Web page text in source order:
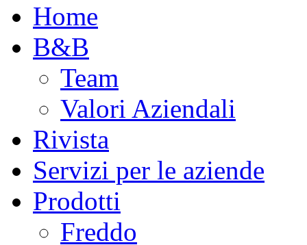
Home
B&B
Team
Valori Aziendali
Rivista
Servizi per le aziende
Prodotti
Freddo